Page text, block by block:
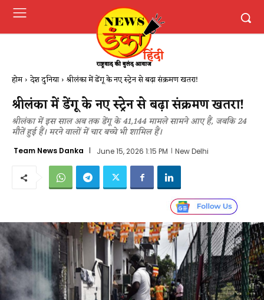
होम देश दुनिया श्रीलंका में डेंगू के नए स्ट्रेन से बढ़ा संक्रमण खतरा!
श्रीलंका में डेंगू के नए स्ट्रेन से बढ़ा संक्रमण खतरा!
श्रीलंका में इस साल अब तक डेंगू के 41,144 मामले सामने आए हैं, जबकि 24
मौतें हुई हैं। मरने वालों में चार बच्चे भी शामिल हैं।
Team News Danka June 15, 2026 1:15 PM New Delhi